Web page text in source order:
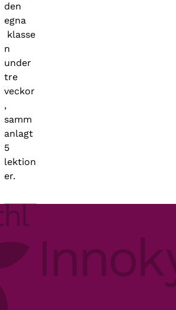
den
egna
klasse
n
under
tre
veckor
,
samm
anlagt
5
lektion
er.